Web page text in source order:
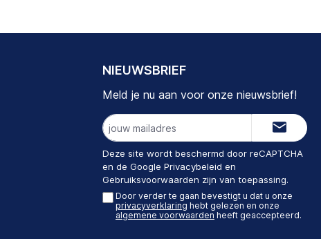
NIEUWSBRIEF
Meld je nu aan voor onze nieuwsbrief!
E-
mailadres
Deze site wordt beschermd door reCAPTCHA
en de Google Privacybeleid en
Gebruiksvoorwaarden zijn van toepassing.
Door verder te gaan bevestigt u dat u onze
privacyverklaring hebt gelezen en onze
algemene voorwaarden heeft geaccepteerd.